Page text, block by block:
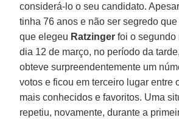
considerá-lo o seu candidato.
tinha 76 anos e não ser segredo
que elegeu Ratzinger foi o segundo
dia 12 de março, no período da tarde,
obteve surpreendentemente um
votos e ficou em terceiro lugar entre
mais conhecidos e favoritos. Uma
repetiu, novamente, durante a